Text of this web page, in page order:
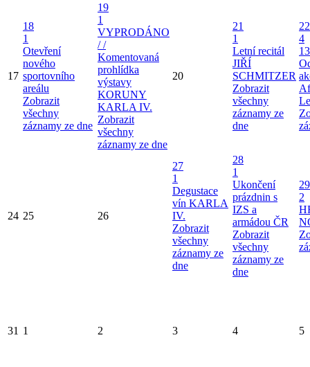
17
18
1
Otevření
nového
sportovního
areálu
Zobrazit
všechny
záznamy ze dne
19
1
VYPRODÁNO
/ /
Komentovaná
prohlídka
výstavy
KORUNY
KARLA IV.
Zobrazit
všechny
záznamy ze dne
20
21
1
Letní recitál
JIŘÍ
SCHMITZER
Zobrazit
všechny
záznamy ze
dne
22
4
24 25 26
27
1
Degustace
vín KARLA
IV.
Zobrazit
všechny
záznamy ze
dne
28
1
Ukončení
prázdnin s
IZS a
armádou ČR
Zobrazit
všechny
záznamy ze
dne
29
2
31 1 2 3 4 5